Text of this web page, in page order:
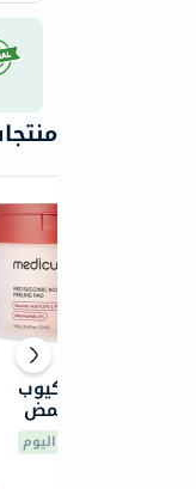
ضمادات ميديكيوب
للتقشير مع حمض
اليوم